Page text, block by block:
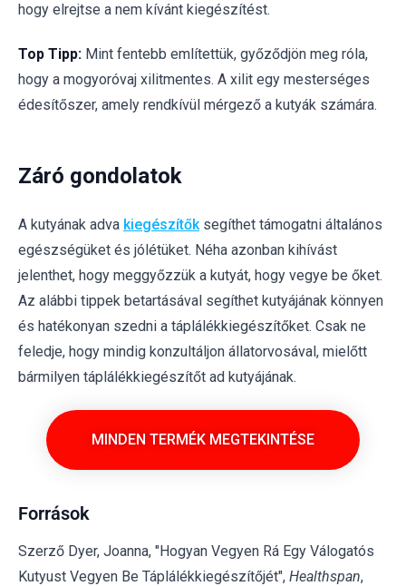
hogy elrejtse a nem kívánt kiegészítést.
Top Tipp: Mint fentebb említettük, győződjön meg róla,
hogy a mogyoróvaj xilitmentes. A xilit egy mesterséges
édesítőszer, amely rendkívül mérgező a kutyák számára.
Záró gondolatok
A kutyának adva kiegészítők segíthet támogatni általános
egészségüket és jólétüket. Néha azonban kihívást
jelenthet, hogy meggyőzzük a kutyát, hogy vegye be őket.
Az alábbi tippek betartásával segíthet kutyájának könnyen
és hatékonyan szedni a táplálékkiegészítőket. Csak ne
feledje, hogy mindig konzultáljon állatorvosával, mielőtt
bármilyen táplálékkiegészítőt ad kutyájának.
MINDEN TERMÉK MEGTEKINTÉSE
Források
Szerző Dyer, Joanna, "Hogyan Vegyen Rá Egy Válogatós
Kutyust Vegyen Be Táplálékkiegészítőjét", Healthspan,